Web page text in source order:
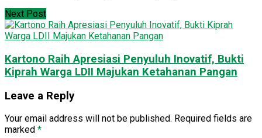
Next Post
Kartono Raih Apresiasi Penyuluh Inovatif, Bukti
Kiprah Warga LDII Majukan Ketahanan Pangan
Leave a Reply
Your email address will not be published. Required fields are
marked *